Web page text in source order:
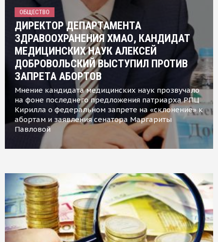
ОБЩЕСТВО
ДИРЕКТОР ДЕПАРТАМЕНТА
ЗДРАВООХРАНЕНИЯ ХМАО, КАНДИДАТ
МЕДИЦИНСКИХ НАУК АЛЕКСЕЙ
ДОБРОВОЛЬСКИЙ ВЫСТУПИЛ ПРОТИВ
ЗАПРЕТА АБОРТОВ
Мнение кандидата медицинских наук прозвучало
на фоне последнего предложения патриарха РПЦ
Кирилла о федеральном запрете на «склонение» к
абортам и заявления сенатора Маргариты
Павловой